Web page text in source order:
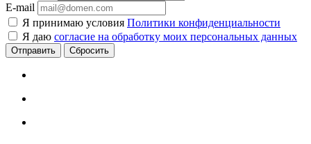
E-mail
Я принимаю условия Политики конфиденциальности
Я даю согласие на обработку моих персональных данных
Сбросить